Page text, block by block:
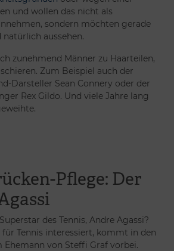
und wollen das nicht als
sondern möchten gerade
aussehen.
zunehmend Männer zu Haarteilen,
Zum Beispiel auch der
Darsteller Sean Connery oder der
Rex Gildo. Und viele Jahre lang
Pflege: Der
des Tennis, Andre Agassi?
Tennis interessiert, kommt in den
Ehemann von Steffi Graf vorbei.